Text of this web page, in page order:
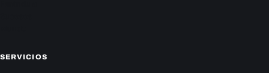
SERVICIOS